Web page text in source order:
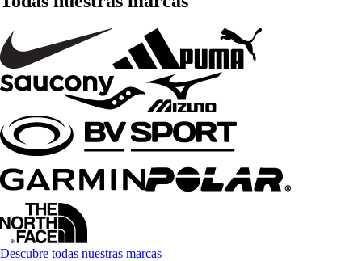
Descubre todas nuestras marcas